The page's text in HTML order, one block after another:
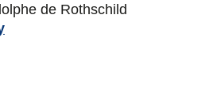
de Rothschild
67 51